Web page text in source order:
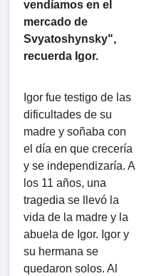
vendíamos en el
mercado de
Svyatoshynsky",
recuerda Igor.
Igor fue testigo de las
dificultades de su
madre y soñaba con
el día en que crecería
y se independizaría. A
los 11 años, una
tragedia se llevó la
vida de la madre y la
abuela de Igor. Igor y
su hermana se
quedaron solos. Al